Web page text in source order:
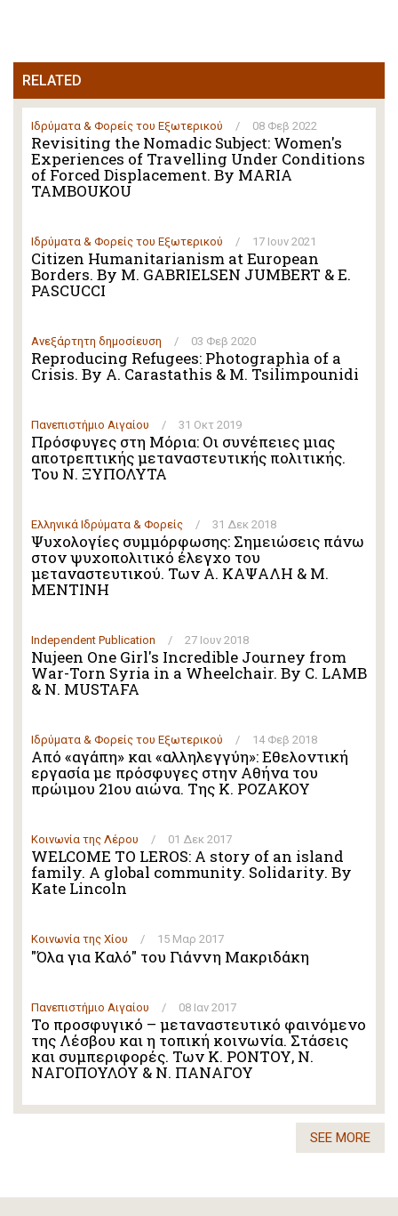
RELATED
Ιδρύματα & Φορείς του Εξωτερικού / 08 Φεβ 2022
Revisiting the Nomadic Subject: Women's
Experiences of Travelling Under Conditions
of Forced Displacement. By MARIA
TAMBOUKOU
Ιδρύματα & Φορείς του Εξωτερικού / 17 Ιουν 2021
Citizen Humanitarianism at European
Borders. By M. GABRIELSEN JUMBERT & E.
PASCUCCI
Ανεξάρτητη δημοσίευση / 03 Φεβ 2020
Reproducing Refugees: Photographìa of a
Crisis. By A. Carastathis & M. Tsilimpounidi
Πανεπιστήμιο Αιγαίου / 31 Οκτ 2019
Πρόσφυγες στη Μόρια: Οι συνέπειες μιας
αποτρεπτικής μεταναστευτικής πολιτικής.
Του Ν. ΞΥΠΟΛΥΤΑ
Ελληνικά Ιδρύματα & Φορείς / 31 Δεκ 2018
Ψυχολογίες συμμόρφωσης: Σημειώσεις πάνω
στον ψυχοπολιτικό έλεγχο του
μεταναστευτικού. Των Α. ΚΑΨΑΛΗ & Μ.
ΜΕΝΤΙΝΗ
Independent Publication / 27 Ιουν 2018
Nujeen One Girl's Incredible Journey from
War-Torn Syria in a Wheelchair. By C. LAMB
& N. MUSTAFA
Ιδρύματα & Φορείς του Εξωτερικού / 14 Φεβ 2018
Από «αγάπη» και «αλληλεγγύη»: Εθελοντική
εργασία με πρόσφυγες στην Αθήνα του
πρώιμου 21ου αιώνα. Της Κ. ΡΟΖΑΚΟΥ
Κοινωνία της Λέρου / 01 Δεκ 2017
WELCOME TO LEROS: A story of an island
family. A global community. Solidarity. By
Kate Lincoln
Κοινωνία της Χίου / 15 Μαρ 2017
"Όλα για Καλό" του Γιάννη Μακριδάκη
Πανεπιστήμιο Αιγαίου / 08 Ιαν 2017
Το προσφυγικό – μεταναστευτικό φαινόμενο
της Λέσβου και η τοπική κοινωνία. Στάσεις
και συμπεριφορές. Των Κ. ΡΟΝΤΟΥ, Ν.
ΝΑΓΟΠΟΥΛΟΥ & Ν. ΠΑΝΑΓΟΥ
SEE MORE